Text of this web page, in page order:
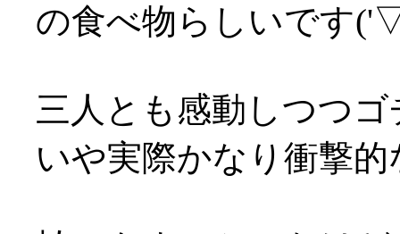
の食べ物らしいです
三人とも感動しつつ
いや実際かなり衝撃